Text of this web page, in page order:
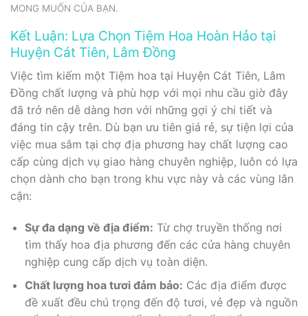
MONG MUỐN CỦA BẠN.
Kết Luận: Lựa Chọn Tiệm Hoa Hoàn Hảo tại
Huyện Cát Tiên, Lâm Đồng
Việc tìm kiếm một Tiệm hoa tại Huyện Cát Tiên, Lâm
Đồng chất lượng và phù hợp với mọi nhu cầu giờ đây
đã trở nên dễ dàng hơn với những gợi ý chi tiết và
đáng tin cậy trên. Dù bạn ưu tiên giá rẻ, sự tiện lợi của
việc mua sắm tại chợ địa phương hay chất lượng cao
cấp cùng dịch vụ giao hàng chuyên nghiệp, luôn có lựa
chọn dành cho bạn trong khu vực này và các vùng lân
cận:
Sự đa dạng về địa điểm: Từ chợ truyền thống nơi
tìm thấy hoa địa phương đến các cửa hàng chuyên
nghiệp cung cấp dịch vụ toàn diện.
Chất lượng hoa tươi đảm bảo: Các địa điểm được
đề xuất đều chú trọng đến độ tươi, vẻ đẹp và nguồn